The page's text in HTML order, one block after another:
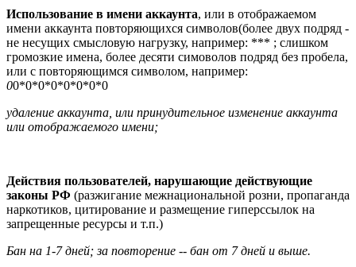
Использование в имени аккаунта, или в отображаемом
имени аккаунта повторяющихся символов(более двух подряд -
не несущих смысловую нагрузку, например: *** ; слишком
громозкие имена, более десяти симоволов подряд без пробела,
или с повторяющимся символом, например:
00*0*0*0*0*0*0*0
удаление аккаунта, или принудительное изменение аккаунта
или отображаемого имени;
Действия пользователей, нарушающие действующие
законы РФ (разжигание межнациональной розни, пропаганда
наркотиков, цитирование и размещение гиперссылок на
запрещенные ресурсы и т.п.)
Бан на 1-7 дней; за повторение -- бан от 7 дней и выше.